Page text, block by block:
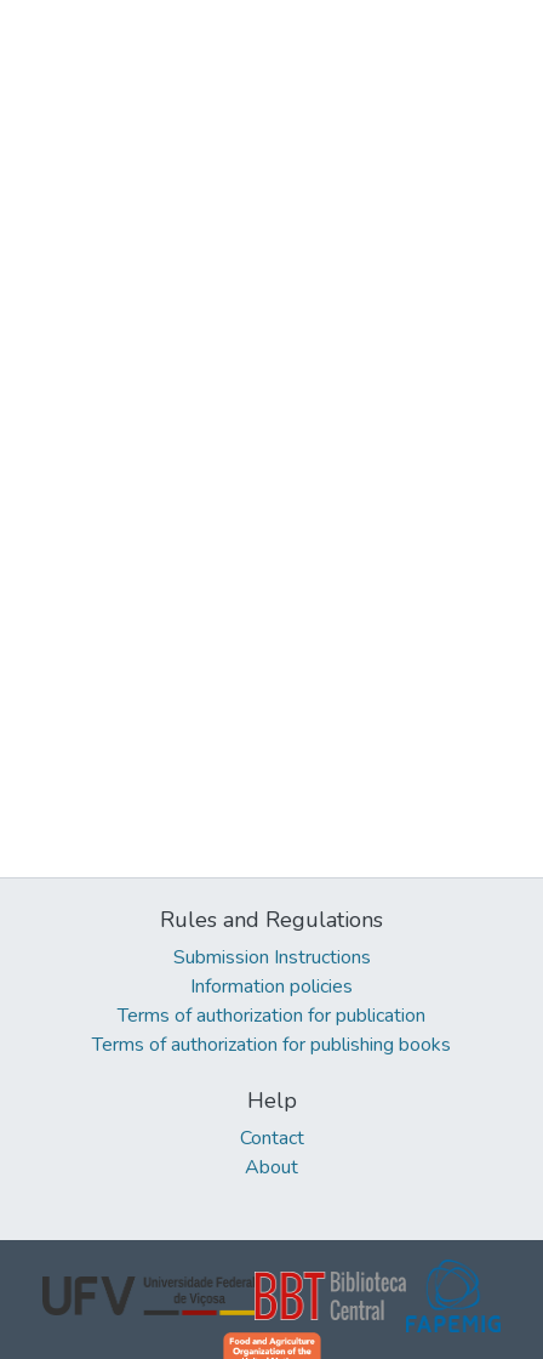
Rules and Regulations
Submission Instructions
Information policies
Terms of authorization for publication
Terms of authorization for publishing books
Help
Contact
About